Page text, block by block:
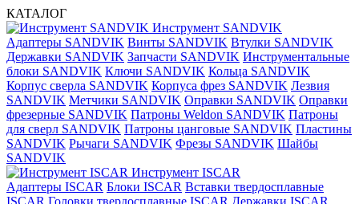
КАТАЛОГ
Инструмент SANDVIK
Адаптеры SANDVIK Винты SANDVIK Втулки SANDVIK
Державки SANDVIK Запчасти SANDVIK Инструментальные
блоки SANDVIK Ключи SANDVIK Кольца SANDVIK
Корпус сверла SANDVIK Корпуса фрез SANDVIK Лезвия
SANDVIK Метчики SANDVIK Оправки SANDVIK Оправки
фрезерные SANDVIK Патроны Weldon SANDVIK Патроны
для сверл SANDVIK Патроны цанговые SANDVIK Пластины
SANDVIK Рычаги SANDVIK Фрезы SANDVIK Шайбы
SANDVIK
Инструмент ISCAR
Адаптеры ISCAR Блоки ISCAR Вставки твердосплавные